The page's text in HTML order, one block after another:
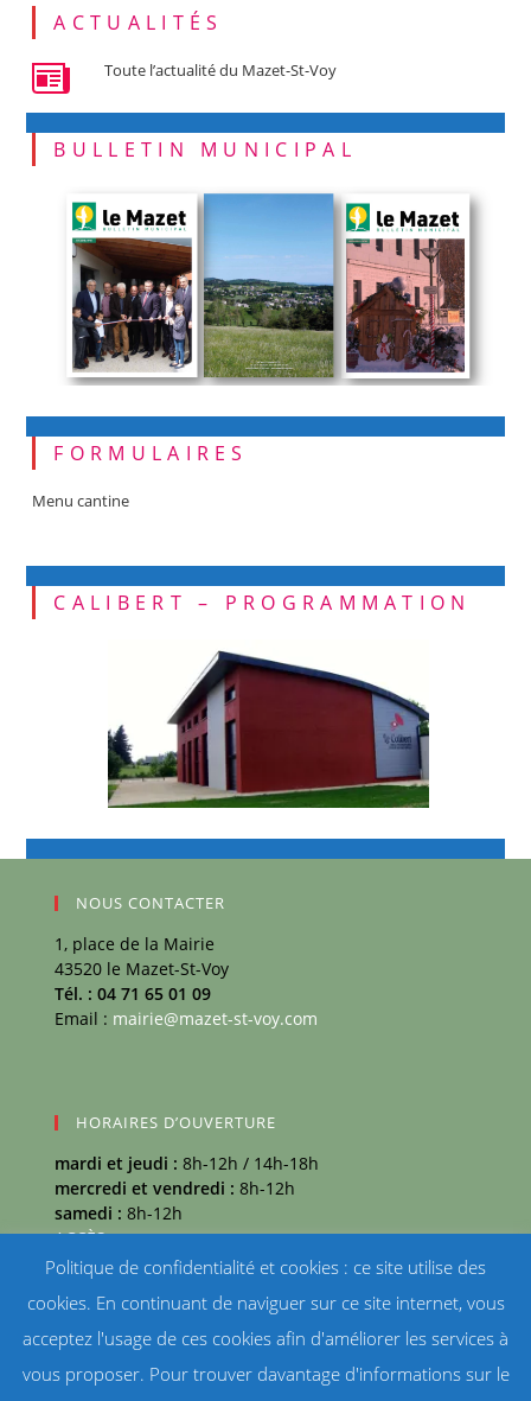
ACTUALITÉS
Toute l’actualité du Mazet-St-Voy
BULLETIN MUNICIPAL
FORMULAIRES
Menu cantine
CALIBERT – PROGRAMMATION
NOUS CONTACTER
1, place de la Mairie
43520 le Mazet-St-Voy
Tél. : 04 71 65 01 09
Email : mairie@mazet-st-voy.com
HORAIRES D’OUVERTURE
mardi et jeudi : 8h-12h / 14h-18h
mercredi et vendredi : 8h-12h
samedi : 8h-12h
ACCÈS
MÉTÉO
Mazet-Saint-Voy température
Politique de confidentialité et cookies : ce site utilise des
cookies. En continuant de naviguer sur ce site internet, vous
acceptez l'usage de ces cookies afin d'améliorer les services à
vous proposer. Pour trouver davantage d'informations sur le